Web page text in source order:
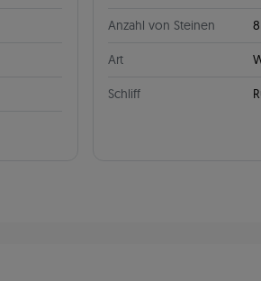
Anzahl von Steinen 8
Art
Schliff